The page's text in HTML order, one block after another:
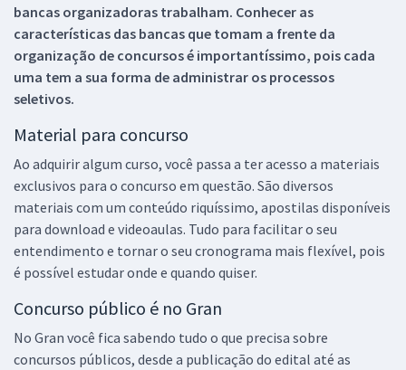
bancas organizadoras trabalham. Conhecer as
características das bancas que tomam a frente da
organização de concursos é importantíssimo, pois cada
uma tem a sua forma de administrar os processos
seletivos.
Material para concurso
Ao adquirir algum curso, você passa a ter acesso a materiais
exclusivos para o concurso em questão. São diversos
materiais com um conteúdo riquíssimo, apostilas disponíveis
para download e videoaulas. Tudo para facilitar o seu
entendimento e tornar o seu cronograma mais flexível, pois
é possível estudar onde e quando quiser.
Concurso público é no Gran
No Gran você fica sabendo tudo o que precisa sobre
concursos públicos, desde a publicação do edital até as